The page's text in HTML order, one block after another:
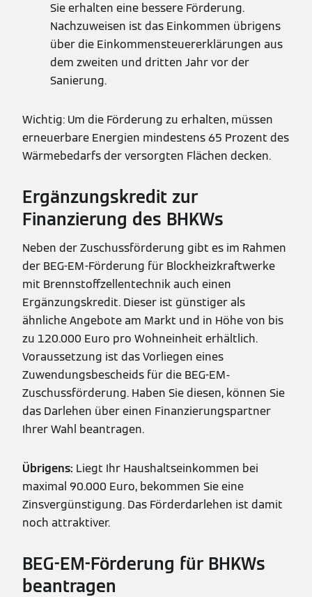
Sie erhalten eine bessere Förderung.
Nachzuweisen ist das Einkommen übrigens
über die Einkommensteuererklärungen aus
dem zweiten und dritten Jahr vor der
Sanierung.
Wichtig: Um die Förderung zu erhalten, müssen
erneuerbare Energien mindestens 65 Prozent des
Wärmebedarfs der versorgten Flächen decken.
Ergänzungskredit zur
Finanzierung des BHKWs
Neben der Zuschussförderung gibt es im Rahmen
der BEG-EM-Förderung für Blockheizkraftwerke
mit Brennstoffzellentechnik auch einen
Ergänzungskredit. Dieser ist günstiger als
ähnliche Angebote am Markt und in Höhe von bis
zu 120.000 Euro pro Wohneinheit erhältlich.
Voraussetzung ist das Vorliegen eines
Zuwendungsbescheids für die BEG-EM-
Zuschussförderung. Haben Sie diesen, können Sie
das Darlehen über einen Finanzierungspartner
Ihrer Wahl beantragen.
Übrigens: Liegt Ihr Haushaltseinkommen bei
maximal 90.000 Euro, bekommen Sie eine
Zinsvergünstigung. Das Förderdarlehen ist damit
noch attraktiver.
BEG-EM-Förderung für BHKWs
beantragen